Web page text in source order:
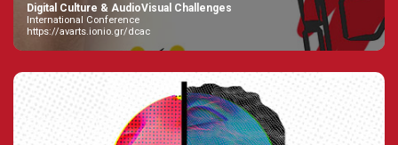
Digital Culture & AudioVisual Challenges
International Conference
https://avarts.ionio.gr/dcac